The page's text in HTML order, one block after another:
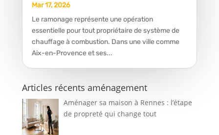
Mar 17, 2026
Le ramonage représente une opération
essentielle pour tout propriétaire de système de
chauffage à combustion. Dans une ville comme
Aix-en-Provence et ses...
Articles récents aménagement
Aménager sa maison à Rennes : l’étape
de propreté qui change tout